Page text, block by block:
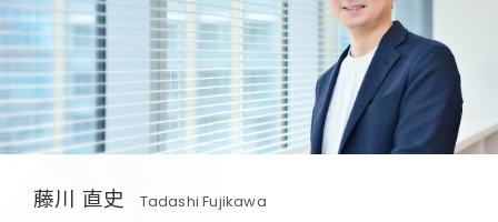
藤川 直史
Tadashi Fujikawa